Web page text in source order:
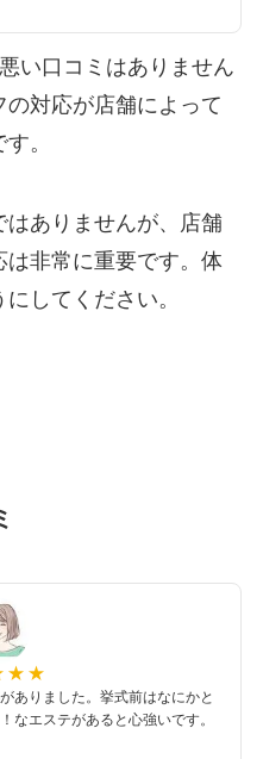
い口コミはありません
対応が店舗によって
。
ありませんが、店舗
非常に重要です。体
してください。
ありました。挙式前はなにかと
なエステがあると心強いです。